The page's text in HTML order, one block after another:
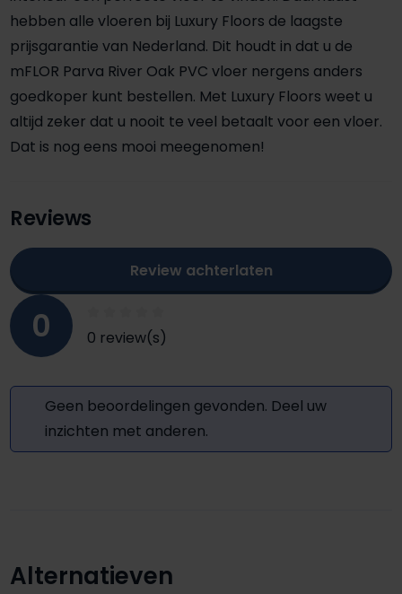
hebben alle vloeren bij Luxury Floors de laagste
prijsgarantie van Nederland. Dit houdt in dat u de
mFLOR Parva River Oak PVC vloer nergens anders
goedkoper kunt bestellen. Met Luxury Floors weet u
altijd zeker dat u nooit te veel betaalt voor een vloer.
Dat is nog eens mooi meegenomen!
Reviews
0 0 review(s)
Review achterlaten
Geen beoordelingen gevonden. Deel uw
inzichten met anderen.
Productgalerij overslaan
Alternatieven